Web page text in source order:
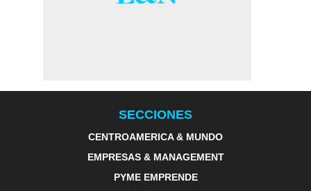
SECCIONES
CENTROAMERICA & MUNDO
EMPRESAS & MANAGEMENT
PYME EMPRENDE